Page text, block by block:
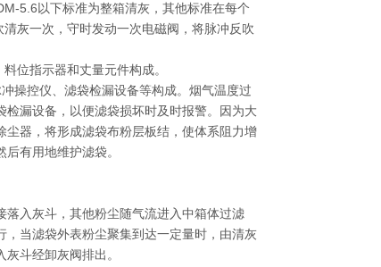
5.6以下标准为整箱清灰，其他标准在每个
灰一次，守时发动一次电磁阀，将脉冲反吹
位指示器和丈量元件构成。
操控仪、滤袋检漏设备等构成。烟气温度过
漏设备，以便滤袋损坏时及时报警。因为大
器，将形成滤袋布粉层板结，使体系阻力增
有用地维护滤袋。
入灰斗，其他粉尘随气流进入中箱体过滤
当滤袋外表粉尘聚集到达一定量时，由清灰
斗经卸灰阀排出。